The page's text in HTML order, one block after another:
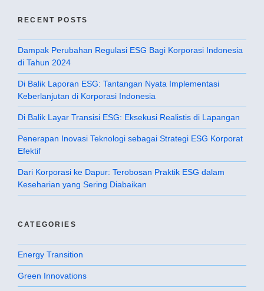
RECENT POSTS
Dampak Perubahan Regulasi ESG Bagi Korporasi Indonesia
di Tahun 2024
Di Balik Laporan ESG: Tantangan Nyata Implementasi
Keberlanjutan di Korporasi Indonesia
Di Balik Layar Transisi ESG: Eksekusi Realistis di Lapangan
Penerapan Inovasi Teknologi sebagai Strategi ESG Korporat
Efektif
Dari Korporasi ke Dapur: Terobosan Praktik ESG dalam
Keseharian yang Sering Diabaikan
CATEGORIES
Energy Transition
Green Innovations